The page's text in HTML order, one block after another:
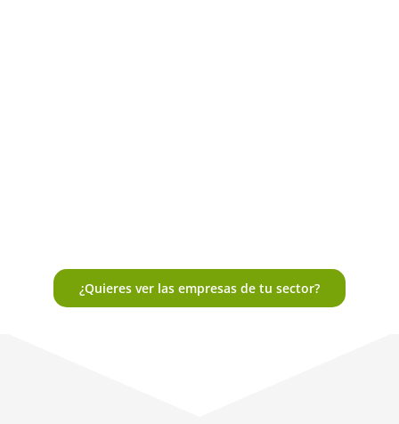
¿Quieres ver las empresas de tu sector?